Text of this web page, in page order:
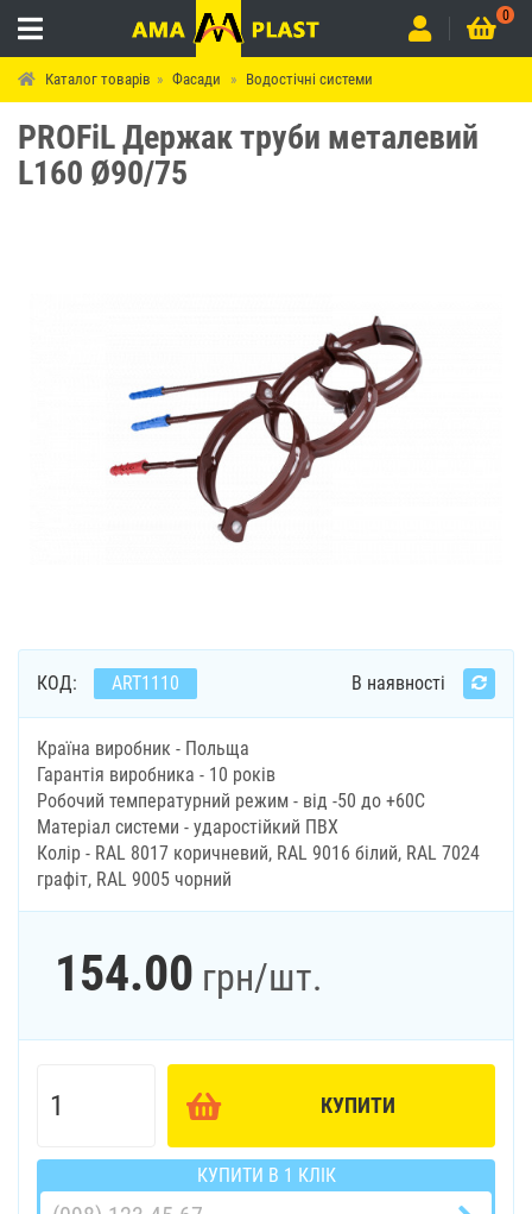
0
Каталог товарів Фасади Водостічні системи
PROFiL Держак труби металевий
L160 Ø90/75
КОД: ART1110 В наявності
Країна виробник - Польща
Гарантія виробника - 10 років
Робочий температурний режим - від -50 до +60С
Матеріал системи - ударостійкий ПВХ
Колір - RAL 8017 коричневий, RAL 9016 білий, RAL 7024
графіт, RAL 9005 чорний
154.00 грн/шт.
КУПИТИ
КУПИТИ В 1 КЛІК